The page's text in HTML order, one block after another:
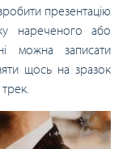
презентацію
нареченого або
можна записати
щось на зразок